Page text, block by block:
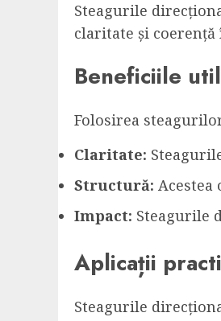
Steagurile
claritate și
Beneficiile
Folosirea
Claritate:
Structură:
Impact: Steagurile
Aplicații
Steagurile